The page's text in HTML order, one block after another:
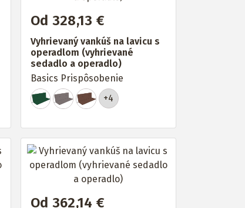
Od 328,13 €
Vyhrievaný vankúš na lavicu s
operadlom (vyhrievané
sedadlo a operadlo)
Basics Prispôsobenie
+4
Od 362,14 €